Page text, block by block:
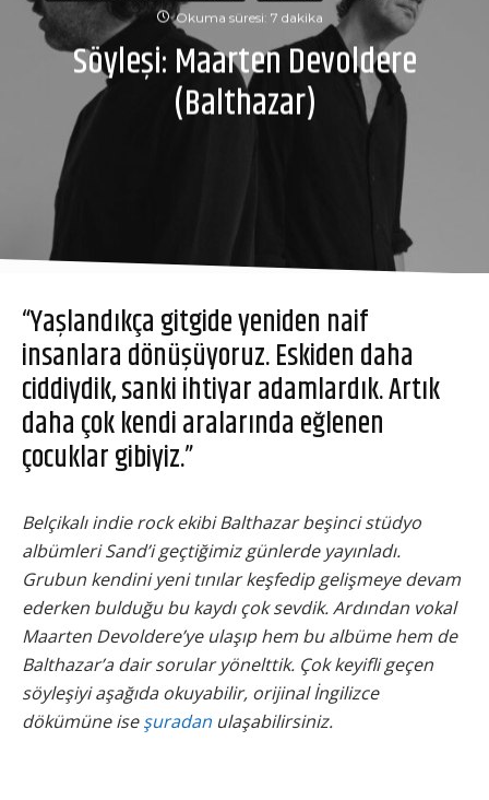
Okuma süresi: 7 dakika
Söyleşi: Maarten Devoldere
(Balthazar)
“Yaşlandıkça gitgide yeniden naif
insanlara dönüşüyoruz. Eskiden daha
ciddiydik, sanki ihtiyar adamlardık. Artık
daha çok kendi aralarında eğlenen
çocuklar gibiyiz.”
Belçikalı indie rock ekibi Balthazar beşinci stüdyo
albümleri Sand’i geçtiğimiz günlerde yayınladı.
Grubun kendini yeni tınılar keşfedip gelişmeye devam
ederken bulduğu bu kaydı çok sevdik. Ardından vokal
Maarten Devoldere’ye ulaşıp hem bu albüme hem de
Balthazar’a dair sorular yönelttik. Çok keyifli geçen
söyleşiyi aşağıda okuyabilir, orijinal İngilizce
dökümüne iseşuradan ulaşabilirsiniz.